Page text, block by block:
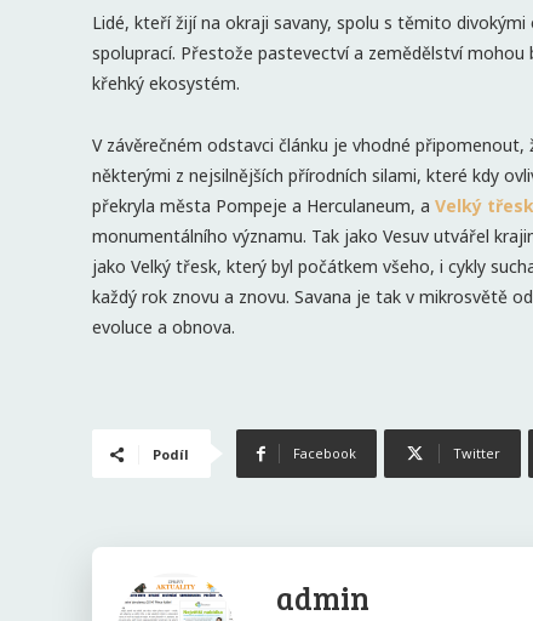
Lidé, kteří žijí na okraji savany, spolu s těmito
spoluprací. Přestože pastevectví a zemědělství
křehký ekosystém.
V závěrečném odstavci článku je vhodné
některými z nejsilnějších přírodních silami, které kdy
překryla města Pompeje a Herculaneum, a Velký třesk
monumentálního významu. Tak jako Vesuv utvářel
jako Velký třesk, který byl počátkem všeho, i cykly
každý rok znovu a znovu. Savana je tak v mikrosvětě
evoluce a obnova.
Podíl Facebook Twitter
admin